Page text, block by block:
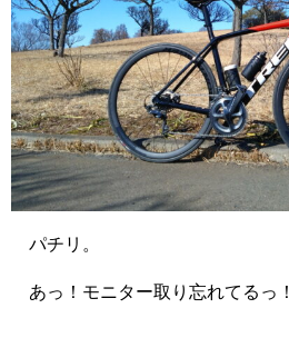
パチリ。
あっ！モニター取り忘れてるっ！